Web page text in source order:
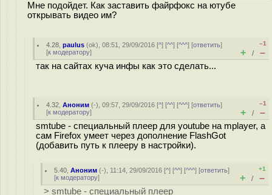
Мне подойдет. Как заставить файрфокс на ютубе
открывать видео им?
4.28 ,paulus (ok), 08:51, 29/09/2016 [^] [^^] [^^^] [ответить]
[к модератору]
–1
+ / –
так на сайтах куча инфы как это сделать...
4.32 ,Аноним (-), 09:57, 29/09/2016 [^] [^^] [^^^] [ответить]
[к модератору]
–1
+ / –
smtube - специальный плеер для youtube на mplayer, а
сам Firefox умеет через дополнение FlashGot
(добавить путь к плееру в настройки).
5.40 ,Аноним (-), 11:14, 29/09/2016 [^] [^^] [^^^] [ответить]
[к модератору]
+1
+ / –
> smtube - специальный плеер